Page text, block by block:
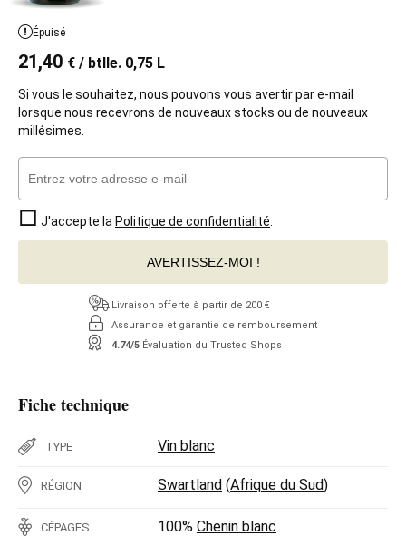
Épuisé
21,40 € / btlle. 0,75 L
Si vous le souhaitez, nous pouvons vous avertir par e-mail
lorsque nous recevrons de nouveaux stocks ou de nouveaux
millésimes.
J'accepte la Politique de confidentialité
AVERTISSEZ-MOI !
Livraison offerte à partir de 200 €
Assurance et garantie de remboursement
4.74/5 Évaluation du Trusted Shops
Fiche technique
TYPE Vin blanc
RÉGION Swartland (Afrique du Sud)
CÉPAGES 100% Chenin blanc